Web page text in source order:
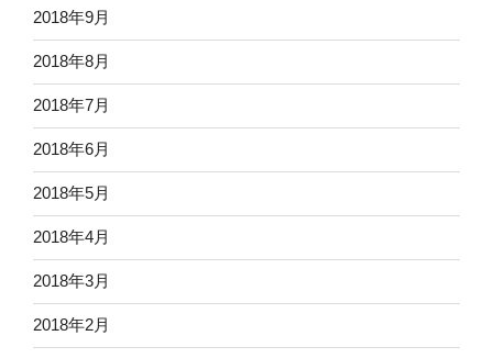
2018年9月
2018年8月
2018年7月
2018年6月
2018年5月
2018年4月
2018年3月
2018年2月